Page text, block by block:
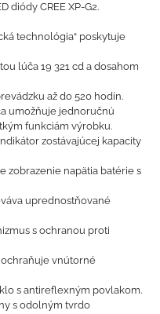
diódy CREE XP-G2.
technológia“ poskytuje
lúča 19 321 cd a dosahom
až do 520 hodín.
umožňuje jednoručnú
funkciám výrobku.
zostávajúcej kapacity
zobrazenie napätia batérie s
uprednostňované
s ochranou proti
vnútorné
s antireflexným povlakom.
s odolným tvrdo